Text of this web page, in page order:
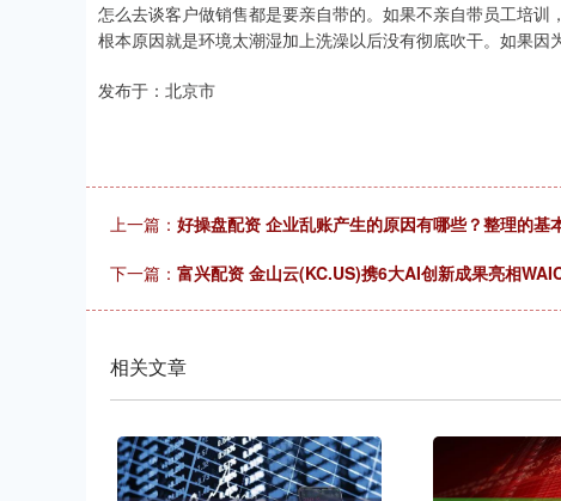
怎么去谈客户做销售都是要亲自带的。如果不亲自带员工培
根本原因就是环境太潮湿加上洗澡以后没有彻底吹干。如果因
发布于：北京市
上一篇： 好操盘配资 企业乱账产生的原因有哪些？整理的基
下一篇： 富兴配资 金山云(KC.US)携6大AI创新成果亮相
相关文章